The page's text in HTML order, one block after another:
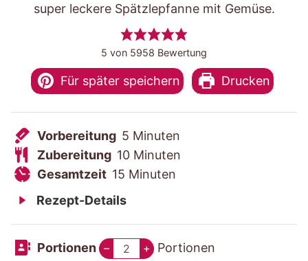
super leckere Spätzlepfanne mit Gemüse.
5 von 5958 Bewertung
Für später speichern Drucken
V
o
r
b
e
Vorbereitung 5M
i
n
n
Minuten
Z
u
b
e
Zubereitung 10M
i
e
Minuten
G
e
m
Gesamtzeit 15M
t
Minuten
Rezept-Details
Portionen – + Portionen